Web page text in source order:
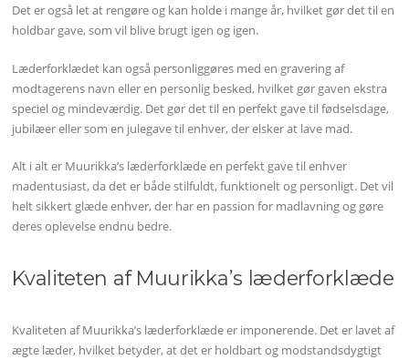
Det er også let at rengøre og kan holde i mange år, hvilket gør det til en
holdbar gave, som vil blive brugt igen og igen.
Læderforklædet kan også personliggøres med en gravering af
modtagerens navn eller en personlig besked, hvilket gør gaven ekstra
speciel og mindeværdig. Det gør det til en perfekt gave til fødselsdage,
jubilæer eller som en julegave til enhver, der elsker at lave mad.
Alt i alt er Muurikka’s læderforklæde en perfekt gave til enhver
madentusiast, da det er både stilfuldt, funktionelt og personligt. Det vil
helt sikkert glæde enhver, der har en passion for madlavning og gøre
deres oplevelse endnu bedre.
Kvaliteten af Muurikka’s læderforklæde
Kvaliteten af Muurikka’s læderforklæde er imponerende. Det er lavet af
ægte læder, hvilket betyder, at det er holdbart og modstandsdygtigt